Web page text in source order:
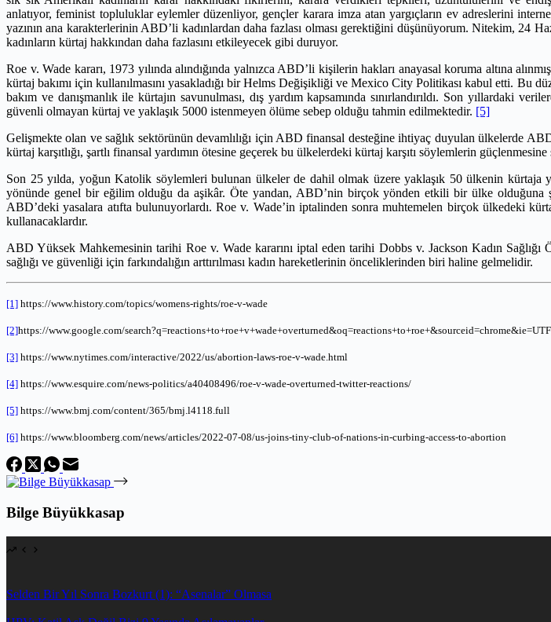
anlatıyor, feminist topluluklar eylemler düzenliyor, gençler karara imza atan yargıçların ev adreslerini
yazının ana karakterlerinin ABD’li kadınlardan daha fazlası olması gerektiğini düşünüyorum. Nitekim, 24
kadınların kürtaj hakkından daha fazlasını etkileyecek gibi duruyor.
Roe v. Wade kararı, 1973 yılında alındığında yalnızca ABD’li kişilerin hakları anayasal koruma altına
kürtaj bakımı için kullanılmasını yasakladığı bir Helms Değişikliği ve Mexico City Politikası kabul etti. Bu
bakım ve danışmanlık ile kürtajın savunulması, dış yardım kapsamında sınırlandırıldı. Son yıllardaki
güvenli olmayan kürtaj ve yaklaşık 5000 istenmeyen ölüme sebep olduğu tahmin edilmektedir. [5]
Gelişmekte olan ve sağlık sektörünün devamlılığı için ABD finansal desteğine ihtiyaç duyulan ülkelerde
kürtaj karşıtlığı, şartlı finansal yardımın ötesine geçerek bu ülkelerdeki kürtaj karşıtı söylemlerin
Son 25 yılda, yoğun Katolik söylemleri bulunan ülkeler de dahil olmak üzere yaklaşık 50 ülkenin kürtaja
yönünde genel bir eğilim olduğu da aşikâr. Öte yandan, ABD’nin birçok yönden etkili bir ülke olduğuna
ABD’deki yasalara atıfta bulunuyorlardı. Roe v. Wade’in iptalinden sonra muhtemelen birçok ülkedeki
kullanacaklardır.
ABD Yüksek Mahkemesinin tarihi Roe v. Wade kararını iptal eden tarihi Dobbs v. Jackson Kadın Sağlığı
sağlığı ve güvenliği için farkındalığın arttırılması kadın hareketlerinin önceliklerinden biri haline gelmelidir.
[1] https://www.history.com/topics/womens-rights/roe-v-wade
[2]https://www.google.com/
[3] https://www.nytimes.com/interactive/2022/us/abortion-laws-roe-v-wade.html
[4] https://www.esquire.com/news-politics/a40408496/roe-v-wade-overturned-twitter-reactions/
[5] https://www.bmj.com/content/365/bmj.l4118.full
[6] https://www.bloomberg.com/news/articles/2022-07-08/us-joins-tiny-club-of-nations-in-curbing-access-to-abortion
Bilge Büyükkasap
Selden Bir Yıl Sonra Bozkurt (1): “Asenalar” Olmasa